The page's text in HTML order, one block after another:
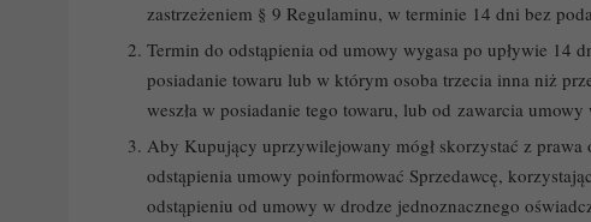
zastrzeżeniem § 9 Regulaminu, w terminie 14 dni bez
Termin do odstąpienia od umowy wygasa po upływie
posiadanie towaru lub w którym osoba trzecia inna niż
weszła w posiadanie tego towaru, lub od zawarcia
Aby Kupujący uprzywilejowany mógł skorzystać z
odstąpienia umowy poinformować Sprzedawcę,
odstąpieniu od umowy w drodze jednoznacznego